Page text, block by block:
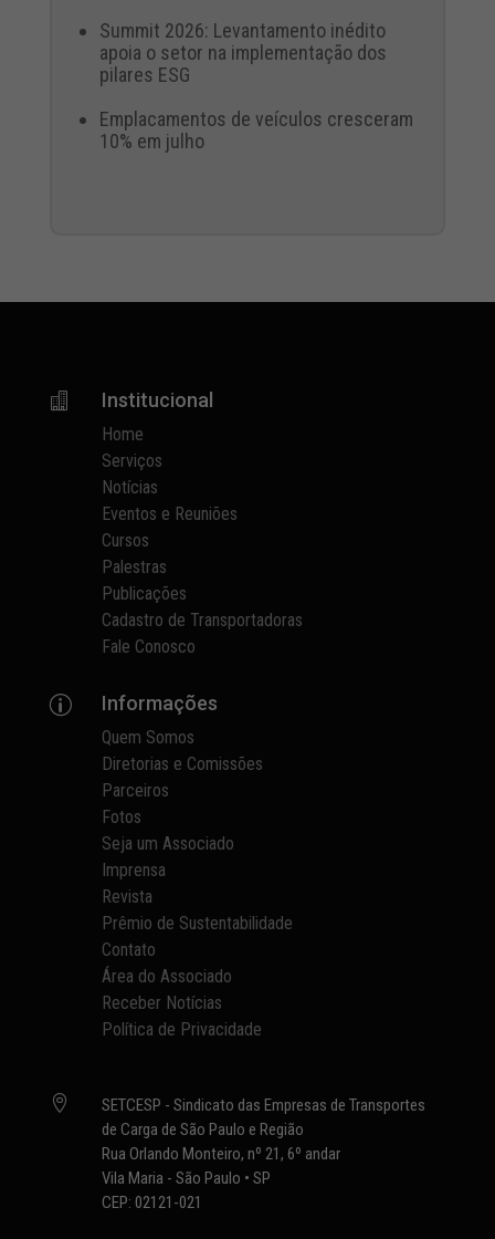
Summit 2026: Levantamento inédito
apoia o setor na implementação dos
pilares ESG
Emplacamentos de veículos cresceram
10% em julho
 Institucional
Home
Serviços
Notícias
Eventos e Reuniões
Cursos
Palestras
Publicações
Cadastro de Transportadoras
Fale Conosco
p Informações
Quem Somos
Diretorias e Comissões
Parceiros
Fotos
Seja um Associado
Imprensa
Revista
Prêmio de Sustentabilidade
Contato
Área do Associado
Receber Notícias
Política de Privacidade

SETCESP - Sindicato das Empresas de Transportes
de Carga de São Paulo e Região
Rua Orlando Monteiro, nº 21, 6º andar
Vila Maria - São Paulo • SP
CEP: 02121-021